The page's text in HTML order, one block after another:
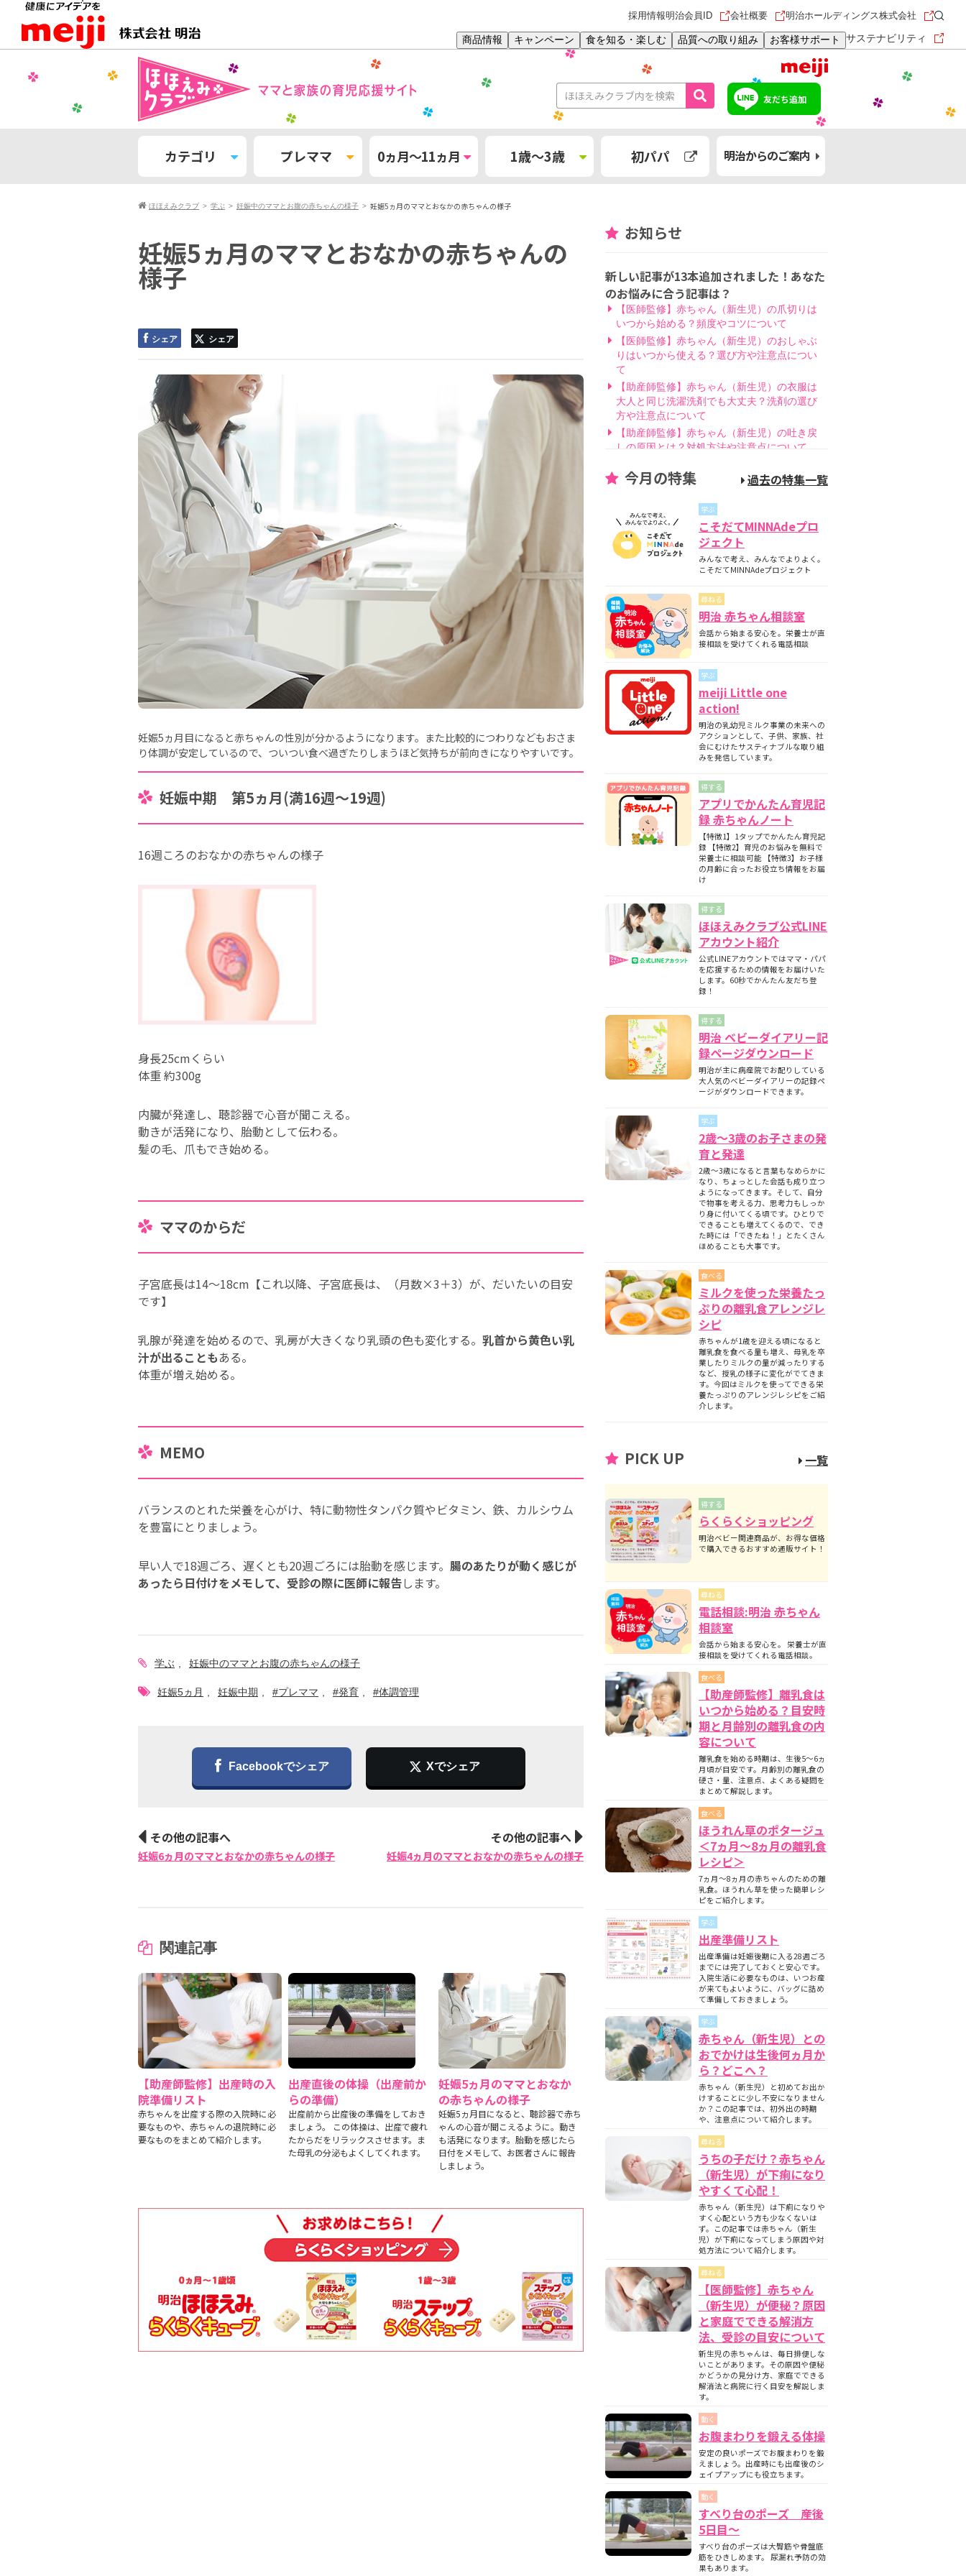
商品情報 キャンペーン 食を知る・楽しむ 品質への取り組み お客様サポート サステナビリティ
採用情報明治会員ID 会社概要 明治ホールディングス株式会社
友だち追加
カテゴリ プレママ 0ヵ月～11ヵ月 1歳～3歳 初パパ 明治からのご案内
ほほえみクラブ 学ぶ 妊娠中のママとお腹の赤ちゃんの様子 妊娠5ヵ月のママとおなかの赤ちゃんの様子
妊娠5ヵ月のママとおなかの赤ちゃんの
様子
シェア シェア
妊娠5ヵ月目になると赤ちゃんの性別が分かるようになります。また比較的につわりなどもおさま
り体調が安定しているので、ついつい食べ過ぎたりしまうほど気持ちが前向きになりやすいです。
妊娠中期 第5ヵ月(満16週～19週)
16週ころのおなかの赤ちゃんの様子
身長25cmくらい
体重 約300g
内臓が発達し、聴診器で心音が聞こえる。
動きが活発になり、胎動として伝わる。
髪の毛、爪もでき始める。
ママのからだ
子宮底長は14～18cm【これ以降、子宮底長は、（月数×3＋3）が、だいたいの目安
です】
乳腺が発達を始めるので、乳房が大きくなり乳頭の色も変化する。 乳首から黄色い乳
汁が出ることもある。
体重が増え始める。
MEMO
バランスのとれた栄養を心がけ、特に動物性タンパク質やビタミン、鉄、カルシウム
を豊富にとりましょう。
早い人で18週ごろ、遅くとも20週ごろには胎動を感じます。 腸のあたりが動く感じが
あったら日付けをメモして、受診の際に医師に報告します。
学ぶ 妊娠中のママとお腹の赤ちゃんの様子
妊娠5ヵ月 妊娠中期 #プレママ #発育 #体調管理
Facebookでシェア Xでシェア
その他の記事へ
妊娠6ヵ月のママとおなかの赤ちゃんの様子
その他の記事へ
妊娠4ヵ月のママとおなかの赤ちゃんの様子
関連記事
【助産師監修】出産時の入
院準備リスト
赤ちゃんを出産する際の入院時に必
要なものや、赤ちゃんの退院時に必
要なものをまとめて紹介します。
出産直後の体操（出産前か
らの準備）
出産前から出産後の準備をしておき
ましょう。 この体操は、出産で疲れ
たからだをリラックスさせます。ま
た母乳の分泌もよくしてくれます。
妊娠5ヵ月のママとおなか
の赤ちゃんの様子
妊娠5ヵ月目になると、聴診器で赤ち
ゃんの心音が聞こえるように。動き
も活発になります。胎動を感じたら
日付をメモして、お医者さんに報告
しましょう。
お知らせ
新しい記事が13本追加されました！あなた
のお悩みに合う記事は？
【医師監修】赤ちゃん（新生児）の爪切りは
いつから始める？頻度やコツについて
【医師監修】赤ちゃん（新生児）のおしゃぶ
りはいつから使える？選び方や注意点につい
て
【助産師監修】赤ちゃん（新生児）の衣服は
大人と同じ洗濯洗剤でも大丈夫？洗剤の選び
方や注意点について
【助産師監修】赤ちゃん（新生児）の吐き戻
しの原因とは？対処方法や注意点について
げ方とは？授乳方法やポイントについて
要？煮沸・電子レンジの違いも紹介
【医師監修】新生児の成長曲線とは？成長曲
線を下回るときの対策について
【医師監修】赤ちゃん（新生児）が便秘？原
因と家庭でできる解消方法、受診の目安につ
【助産師監修】離乳食の進め方とは？月齢
別・隔週のスケジュールやNG食材について
【助産師監修】離乳食はいつから始める？目
安時期と月齢別の離乳食の内容について
【医師監修】フォローアップミルクとは？母
乳やミルクとの違いについて
【看護師監修】フォローアップミルクはいつ
から始める？切り替えの目安と必要性を解説
【看護師監修】フォローアップミルクはいつ
まで飲ませる？タイミングの目安と注意点
今月の特集 過去の特集一覧
学ぶ
こそだてMINNAdeプロ
ジェクト
みんなで考え、みんなでよりよく。
こそだてMINNAdeプロジェクト
尋ねる
明治 赤ちゃん相談室
会話から始まる安心を。栄養士が直
接相談を受けてくれる電話相談
学ぶ
meiji Little one
action!
明治の乳幼児ミルク事業の未来への
アクションとして、子供、家族、社
会にむけたサスティナブルな取り組
みを発信しています。
得する
アプリでかんたん育児記
録 赤ちゃんノート
【特徴1】1タップでかんたん育児記
録 【特徴2】育児のお悩みを無料で
栄養士に相談可能 【特徴3】お子様
の月齢に合ったお役立ち情報をお届
け
得する
ほほえみクラブ公式LINE
アカウント紹介
公式LINEアカウントではママ・パパ
を応援するための情報をお届けいた
します。60秒でかんたん友だち登
録！
得する
明治 ベビーダイアリー記
録ページダウンロード
明治が主に病産院でお配りしている
大人気のベビーダイアリーの記録ペ
ージがダウンロードできます。
学ぶ
2歳～3歳のお子さまの発
育と発達
2歳～3歳になると言葉もなめらかに
なり、ちょっとした会話も成り立つ
ようになってきます。そして、自分
で物事を考える力、思考力もしっか
り身に付いてくる頃です。ひとりで
できることも増えてくるので、でき
た時には「できたね！」とたくさん
ほめることも大事です。
食べる
ミルクを使った栄養たっ
ぷりの離乳食アレンジレ
シピ
赤ちゃんが1歳を迎える頃になると
離乳食を食べる量も増え、母乳を卒
業したりミルクの量が減ったりする
など、授乳の様子に変化がでてきま
す。今回はミルクを使ってできる栄
養たっぷりのアレンジレシピをご紹
介します。
PICK UP 一覧
得する
らくらくショッピング
明治ベビー関連商品が、お得な価格
で購入できるおすすめ通販サイト！
尋ねる
電話相談:明治 赤ちゃん
相談室
会話から始まる安心を。 栄養士が直
接相談を受けてくれる電話相談。
食べる
【助産師監修】離乳食は
いつから始める？目安時
期と月齢別の離乳食の内
容について
離乳食を始める時期は、生後5〜6ヵ
月頃が目安です。月齢別の離乳食の
硬さ・量、注意点、よくある疑問を
まとめて解説します。
食べる
ほうれん草のポタージュ
＜7ヵ月〜8ヵ月の離乳食
レシピ＞
7ヵ月～8ヵ月の赤ちゃんのための離
乳食。ほうれん草を使った簡単レシ
ピをご紹介します。
学ぶ
出産準備リスト
出産準備は妊娠後期に入る28週ごろ
までには完了しておくと安心です。
入院生活に必要なものは、いつお産
が来てもよいように、バッグに詰め
て準備しておきましょう。
学ぶ
赤ちゃん（新生児）との
おでかけは生後何ヵ月か
ら？どこへ？
赤ちゃん（新生児）と初めてお出か
けすることに少し不安になりません
か？この記事では、初外出の時期
や、注意点について紹介します。
尋ねる
うちの子だけ？赤ちゃん
（新生児）が下痢になり
やすくて心配！
赤ちゃん（新生児）は下痢になりや
すく心配という方も少なくないは
ず。この記事では赤ちゃん（新生
児）が下痢になってしまう原因や対
処方法について紹介します。
尋ねる
【医師監修】赤ちゃん
（新生児）が便秘？原因
と家庭でできる解消方
法、受診の目安について
新生児の赤ちゃんは、毎日排便しな
いことがあります。その原因や便秘
かどうかの見分け方、家庭でできる
解消法と病院に行く目安を解説しま
す。
動く
お腹まわりを鍛える体操
安定の良いポーズでお腹まわりを鍛
えましょう。出産時にも出産後のシ
ェイプアップにも役立ちます。
動く
すべり台のポーズ 産後
5日目〜
すべり台のポーズは大臀筋や骨盤底
筋をひきしめます。 尿漏れ予防の効
果もあります。